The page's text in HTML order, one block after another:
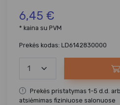
6,45 €
* kaina su PVM
Prekės kodas: LD6142830000
Prekės pristatymas 1-5 d.d.
atsiėmimas fiziniuose salonuose